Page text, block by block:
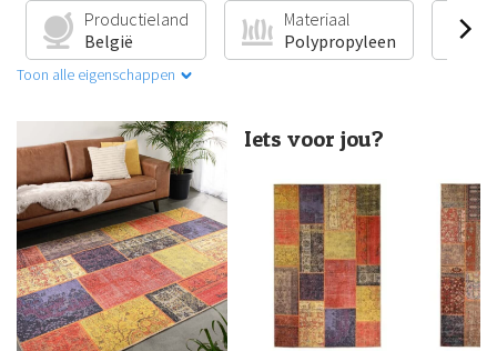
Productieland
België
Materiaal
Polypropyleen
Toon alle eigenschappen
Iets voor jou?